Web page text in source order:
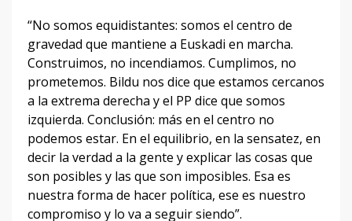
“No somos equidistantes: somos el centro de
gravedad que mantiene a Euskadi en marcha.
Construimos, no incendiamos. Cumplimos, no
prometemos. Bildu nos dice que estamos cercanos
a la extrema derecha y el PP dice que somos
izquierda. Conclusión: más en el centro no
podemos estar. En el equilibrio, en la sensatez, en
decir la verdad a la gente y explicar las cosas que
son posibles y las que son imposibles. Esa es
nuestra forma de hacer política, ese es nuestro
compromiso y lo va a seguir siendo”.